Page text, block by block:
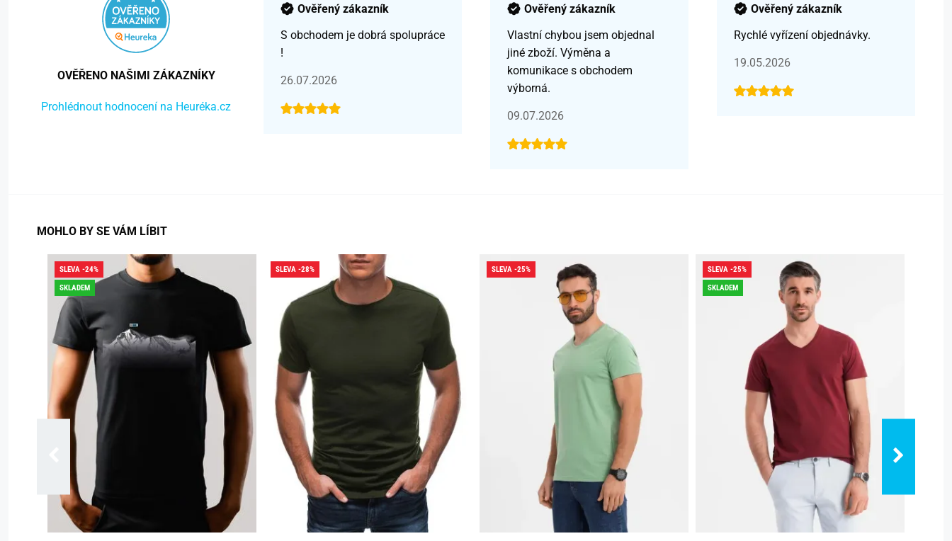
OVĚŘENO NAŠIMI ZÁKAZNÍKY
Prohlédnout hodnocení na Heuréka.cz
Ověřený zákazník
S obchodem je dobrá spolupráce
!
26.07.2026
Ověřený zákazník
Vlastní chybou jsem objednal
jiné zboží. Výměna a
komunikace s obchodem
výborná.
09.07.2026
Ověřený zákazník
Rychlé vyřízení objednávky.
19.05.2026
MOHLO BY SE VÁM LÍBIT
SLEVA -24%
SKLADEM
SLEVA -28% SLEVA -25%
SLEVA -25%
SKLADEM